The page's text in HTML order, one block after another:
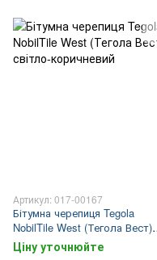
Артикул: 017-00167
Бітумна черепиця Tegola
NobilTile West (Тегола Вест)
світло-коричневий
Ціну уточнюйте